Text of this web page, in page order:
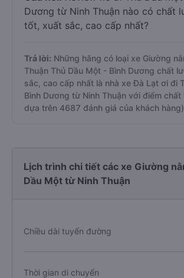
Dương từ Ninh Thuận nào có chất
tốt, xuất sắc, cao cấp nhất?
Trả lời: Những hãng có loại xe Giường
Thuận Thủ Dầu Một - Bình Dương chất
sắc, cao cấp nhất là nhà xe Đà Lạt ơi đi
Bình Dương từ Ninh Thuận với điểm
dựa trên 4687 đánh giá của khách
Lịch trình chi tiết các xe Giường
Dầu Một từ Ninh Thuận
Chiều dài tuyến đường
Thời gian di chuyển